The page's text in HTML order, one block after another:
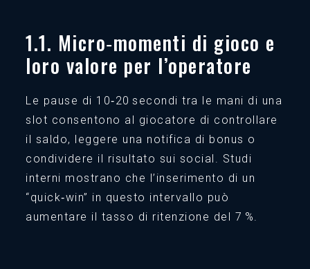
1.1. Micro‑momenti di gioco e
loro valore per l’operatore
Le pause di 10‑20 secondi tra le mani di una
slot consentono al giocatore di controllare
il saldo, leggere una notifica di bonus o
condividere il risultato sui social. Studi
interni mostrano che l’inserimento di un
“quick‑win” in questo intervallo può
aumentare il tasso di ritenzione del 7 %.